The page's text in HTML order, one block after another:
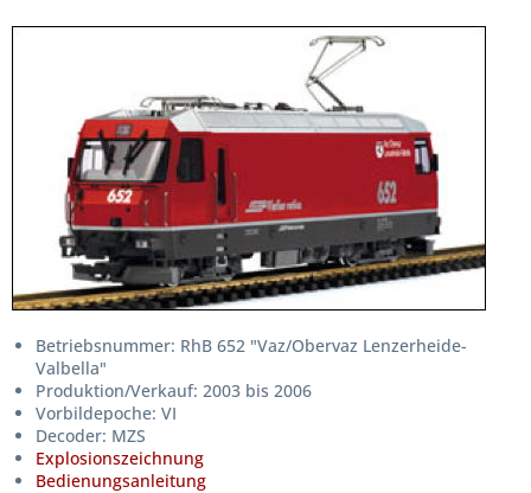
Betriebsnummer: RhB 652 "Vaz/Obervaz Lenzerheide-
Valbella"
Produktion/Verkauf: 2003 bis 2006
Vorbildepoche: VI
Decoder: MZS
Explosionszeichnung
Bedienungsanleitung